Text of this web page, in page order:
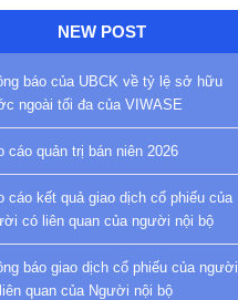
NEW POST
báo của UBCK về tỷ lệ sở hữu
ngoài tối đa của VIWASE
cáo quản trị bán niên 2026
cáo kết quả giao dịch cổ phiếu của
có liên quan của người nội bộ
báo giao dịch cổ phiếu của người
quan của Người nội bộ